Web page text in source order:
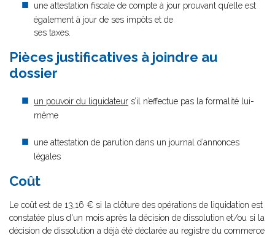
une attestation fiscale de compte à jour prouvant qu’elle est
également à jour de ses impôts et de
ses taxes.
Pièces justificatives à joindre au
dossier
un pouvoir du liquidateur s’il n’effectue pas la formalité lui-
même
une attestation de parution dans un journal d’annonces
légales
Coût
Le coût est de 13,16 € si la clôture des opérations de liquidation est
constatée plus d'un mois après la décision de dissolution et/ou si la
décision de dissolution a déjà été déclarée au registre du commerce